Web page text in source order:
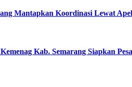
Mantapkan Koordinasi Lewat
Kab. Semarang Siapkan